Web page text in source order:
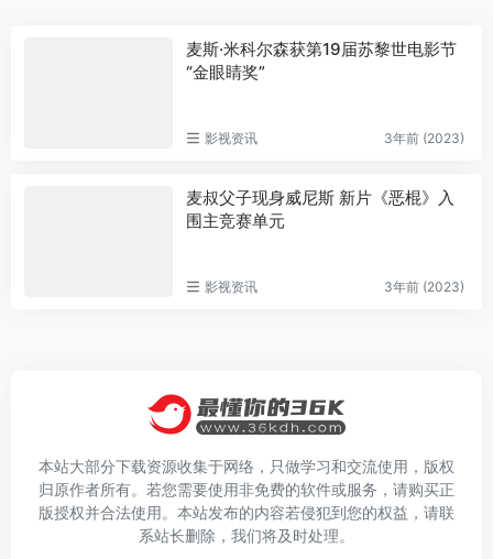
麦斯·米科尔森获第19届苏黎世电影节
“金眼睛奖”
影视资讯 3年前 (2023)
麦叔父子现身威尼斯 新片《恶棍》入
围主竞赛单元
影视资讯 3年前 (2023)
本站大部分下载资源收集于网络，只做学习和交流使用，版权
归原作者所有。若您需要使用非免费的软件或服务，请购买正
版授权并合法使用。本站发布的内容若侵犯到您的权益，请联
系站长删除，我们将及时处理。